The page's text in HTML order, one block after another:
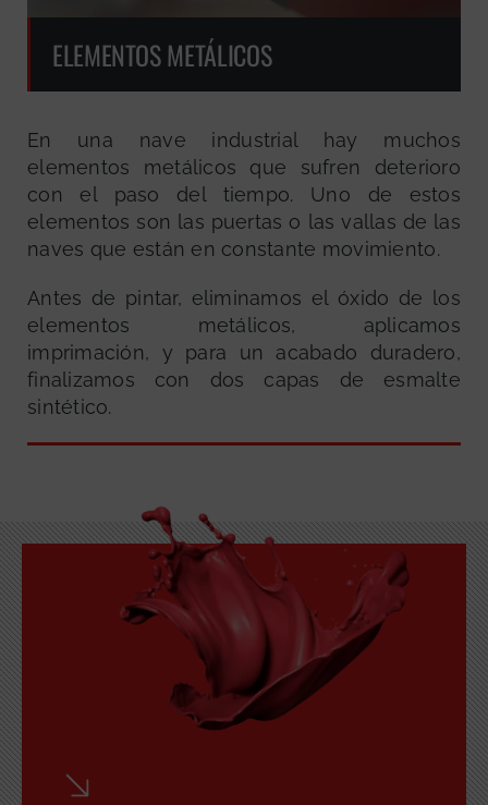
ELEMENTOS METÁLICOS
En una nave industrial hay muchos
elementos metálicos que sufren deterioro
con el paso del tiempo. Uno de estos
elementos son las puertas o las vallas de las
naves que están en constante movimiento.
Antes de pintar, eliminamos el óxido de los
elementos metálicos, aplicamos
imprimación, y para un acabado duradero,
finalizamos con dos capas de esmalte
sintético.
GRATUITA